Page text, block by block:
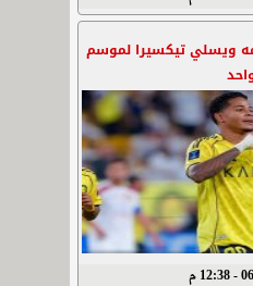
ويسلي تيكسيرا لموسم
م